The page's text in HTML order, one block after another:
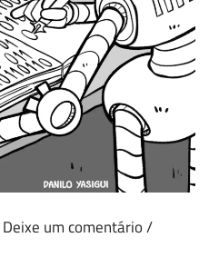
Deixe um comentário/